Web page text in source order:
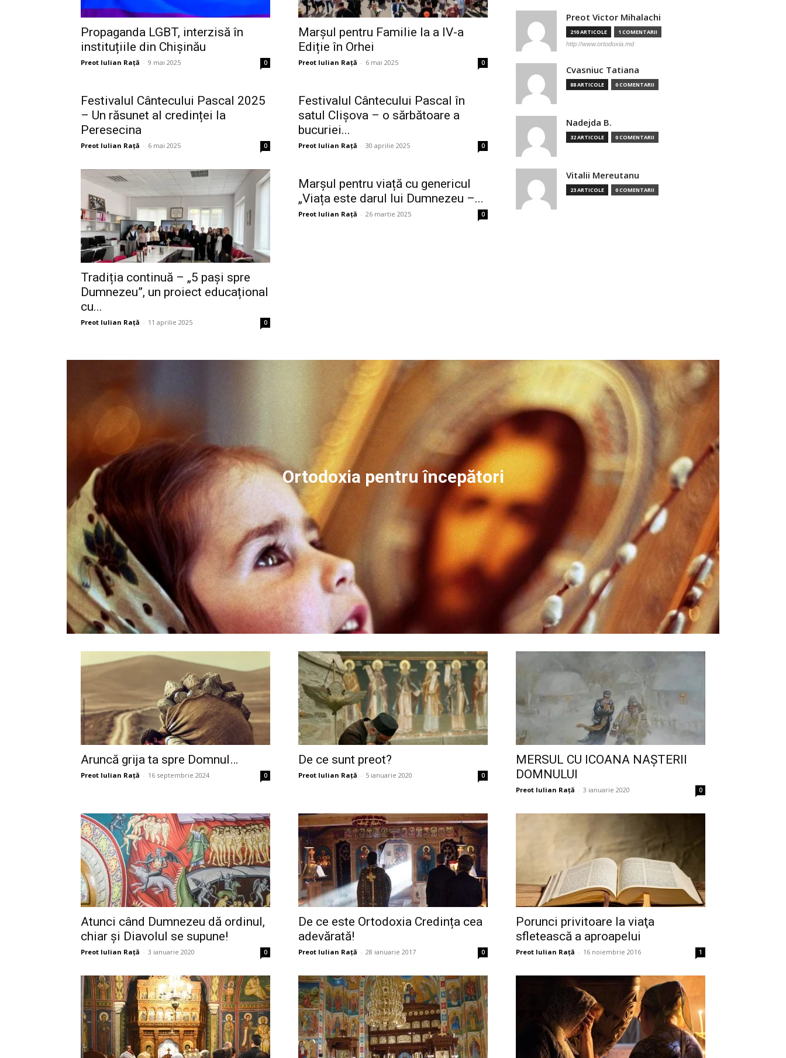
Propaganda LGBT, interzisă în
instituțiile din Chișinău
Preot Iulian Raţă - 9 mai 2025 0
Marșul pentru Familie la a IV-a
Ediție în Orhei
Preot Iulian Raţă - 6 mai 2025 0
Festivalul Cântecului Pascal 2025
– Un răsunet al credinței la
Peresecina
Preot Iulian Raţă - 6 mai 2025 0
Festivalul Cântecului Pascal în
satul Clișova – o sărbătoare a
bucuriei...
Preot Iulian Raţă - 30 aprilie 2025 0
Tradiția continuă – „5 pași spre
Dumnezeu”, un proiect educațional
cu...
Preot Iulian Raţă - 11 aprilie 2025 0
Marșul pentru viață cu genericul
„Viața este darul lui Dumnezeu –...
Preot Iulian Raţă - 26 martie 2025 0
Preot Victor Mihalachi
210 ARTICOLE 1 COMENTARII
http://www.ortodoxia.md
Cvasniuc Tatiana
88 ARTICOLE 0 COMENTARII
Nadejda B.
32 ARTICOLE 0 COMENTARII
Vitalii Mereutanu
23 ARTICOLE 0 COMENTARII
Ortodoxia pentru începători
Aruncă grija ta spre Domnul…
Preot Iulian Raţă - 16 septembrie 2024 0
De ce sunt preot?
Preot Iulian Raţă - 5 ianuarie 2020 0
MERSUL CU ICOANA NAȘTERII
DOMNULUI
Preot Iulian Raţă - 3 ianuarie 2020 0
Atunci când Dumnezeu dă ordinul,
chiar și Diavolul se supune!
Preot Iulian Raţă - 3 ianuarie 2020 0
De ce este Ortodoxia Credința cea
adevărată!
Preot Iulian Raţă - 28 ianuarie 2017 0
Porunci privitoare la viaţa
sfletească a aproapelui
Preot Iulian Raţă - 16 noiembrie 2016 1